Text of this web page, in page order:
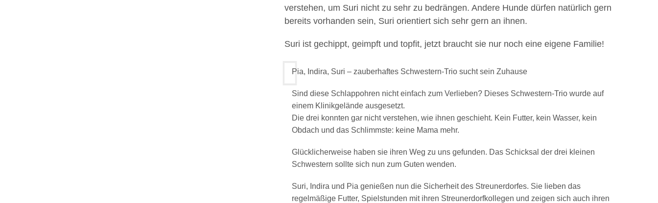
verstehen, um Suri nicht zu sehr zu bedrängen. Andere Hunde dürfen natürlich gern
bereits vorhanden sein, Suri orientiert sich sehr gern an ihnen.
Suri ist gechippt, geimpft und topfit, jetzt braucht sie nur noch eine eigene Familie!
Pia, Indira, Suri – zauberhaftes Schwestern-Trio sucht sein Zuhause
Sind diese Schlappohren nicht einfach zum Verlieben? Dieses Schwestern-Trio wurde auf
einem Klinikgelände ausgesetzt.
Die drei konnten gar nicht verstehen, wie ihnen geschieht. Kein Futter, kein Wasser, kein
Obdach und das Schlimmste: keine Mama mehr.
Glücklicherweise haben sie ihren Weg zu uns gefunden. Das Schicksal der drei kleinen
Schwestern sollte sich nun zum Guten wenden.
Suri, Indira und Pia genießen nun die Sicherheit des Streunerdorfes. Sie lieben das
regelmäßige Futter, Spielstunden mit ihren Streunerdorfkollegen und zeigen sich auch ihren